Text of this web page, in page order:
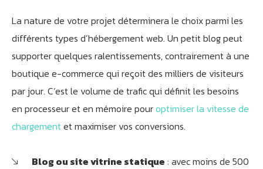
La nature de votre projet déterminera le choix parmi les
différents types d’hébergement web. Un petit blog peut
supporter quelques ralentissements, contrairement à une
boutique e-commerce qui reçoit des milliers de visiteurs
par jour. C’est le volume de trafic qui définit les besoins
en processeur et en mémoire pouroptimiser la vitesse de
chargementet maximiser vos conversions.
Blog ou site vitrine statique : avec moins de 500